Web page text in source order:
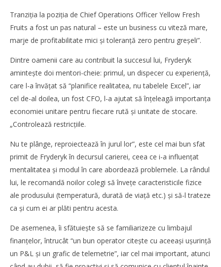
Cushman & Wakefield Echinox: Cererea de spații
industriale și logistice din România a crescut cu 11% în
Ghimpu
Tranziţia la poziţia de Chief Operations Officer Yellow Fresh
Fruits a fost un pas natural – este un business cu viteză mare,
marje de profitabilitate mici și toleranţă zero pentru greșeli”.
Dintre oamenii care au contribuit la succesul lui, Fryderyk
aminteşte doi mentori-cheie: primul, un dispecer cu experienţă,
care l-a învăţat să “planifice realitatea, nu tabelele Excel”, iar
cel de-al doilea, un fost CFO, l-a ajutat să înţeleagă importanţa
economiei unitare pentru fiecare rută şi unitate de stocare.
„Controlează restricţiile.
Nu te plânge, reproiectează în jurul lor”, este cel mai bun sfat
primit de Fryderyk în decursul carierei, ceea ce i-a influenţat
mentalitatea și modul în care abordează problemele. La rândul
lui, le recomandă noilor colegi să înveţe caracteristicile fizice
ale produsului (temperatură, durată de viaţă etc.) şi să-l trateze
ca şi cum ei ar plăti pentru acesta.
De asemenea, îi sfătuieşte să se familiarizeze cu limbajul
finanţelor, întrucât “un bun operator citește cu aceeași ușurinţă
un P&L și un grafic de telemetrie”, iar cel mai important, atunci